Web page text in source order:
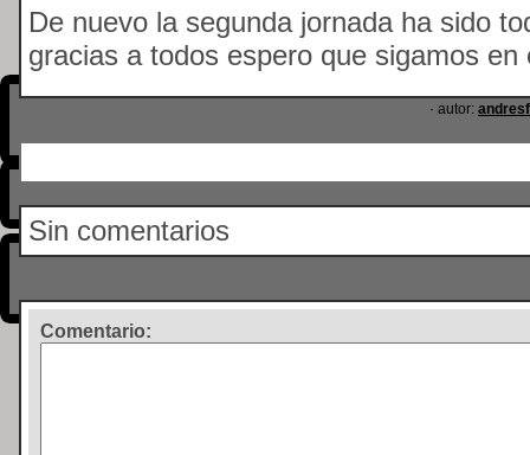
De nuevo la segunda jornada ha sido
gracias a todos espero que sigamos en
· autor:
Sin comentarios
Comentario: